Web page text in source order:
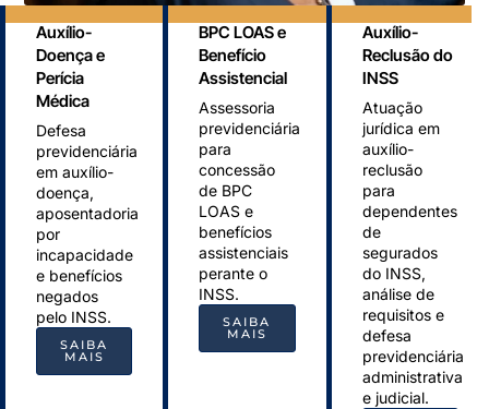
Auxílio-
Doença e
Perícia
Médica
Defesa
previdenciária
em auxílio-
doença,
aposentadoria
por
incapacidade
e benefícios
negados
pelo INSS.
SAIBA
MAIS
BPC LOAS e
Benefício
Assistencial
Assessoria
previdenciária
para
concessão
de BPC
LOAS e
benefícios
assistenciais
perante o
INSS.
SAIBA
MAIS
Auxílio-
Reclusão do
INSS
Atuação
jurídica em
auxílio-
reclusão
para
dependentes
de
segurados
do INSS,
análise de
requisitos e
defesa
previdenciária
administrativa
e judicial.